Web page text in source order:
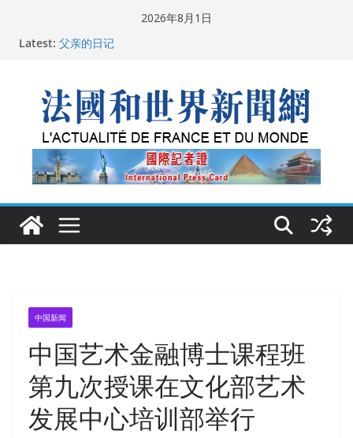
2026年8月1日
Latest: 父亲的日记
“没有空调的欧洲”：一场被放大的无知
从一杯沉香叶茶到一缕海南天香：加拿大茶艺师邓岚月
海南沉香文化考察纪行
中国新闻
中国艺术金融博士课程班
第九次授课在文化部艺术
发展中心培训部举行